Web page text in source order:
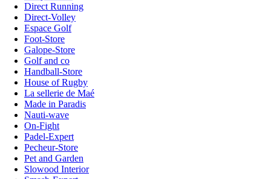
Direct Running
Direct-Volley
Espace Golf
Foot-Store
Galope-Store
Golf and co
Handball-Store
House of Rugby
La sellerie de Maé
Made in Paradis
Nauti-wave
On-Fight
Padel-Expert
Pecheur-Store
Pet and Garden
Slowood Interior